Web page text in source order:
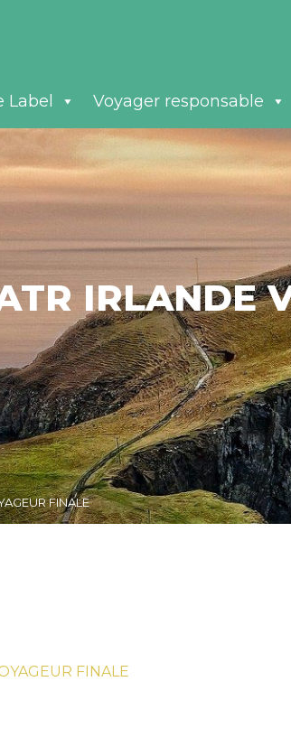
Label Voyager responsable
IRLANDE
FINALE
FINALE